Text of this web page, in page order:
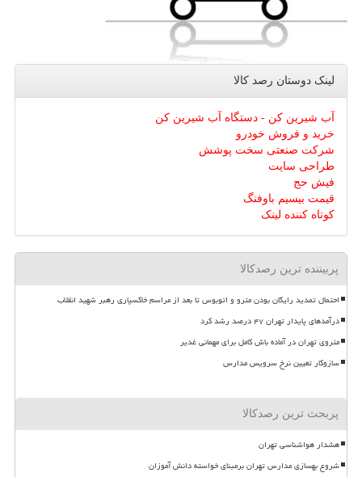
لینک دوستان رصد كالا
آب شیرین کن - دستگاه آب شیرین کن
خرید و فروش خودرو
شرکت صنعتی سخت پوشش
طراحی سایت
فیش حج
قیمت بیسیم باوفنگ
کوتاه کننده لینک
پربیننده ترین رصدکالا
احتمال تمدید رایگان بودن مترو و اتوبوس تا بعد از مراسم خاکسپاری رهبر شهید انقلاب
درآمدهای پایدار تهران ۴۷ درصد رشد کرد
متروی تهران در آماده باش کامل برای مهمانی غدیر
سازوکار تعیین نرخ سرویس مدارس
پربحث ترین رصدکالا
هشدار هواشناسی تهران
شروع بهسازی مدارس تهران برمبنای خواسته دانش آموزان